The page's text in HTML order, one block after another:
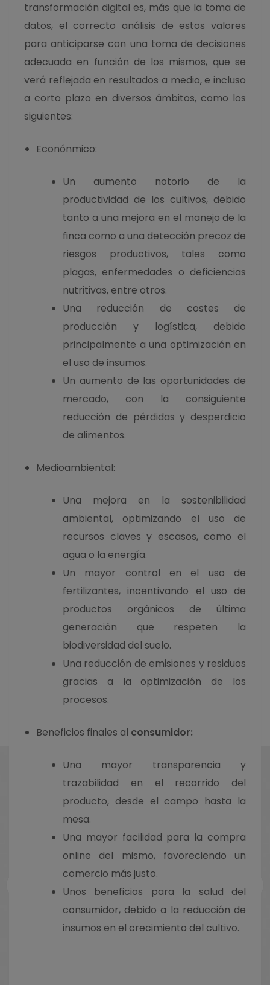
transformación digital es, más que la toma de
datos, el correcto análisis de estos valores
para anticiparse con una toma de decisiones
adecuada en función de los mismos, que se
verá reflejada en resultados a medio, e incluso
a corto plazo en diversos ámbitos, como los
siguientes:
Econónmico:
Un aumento notorio de la
productividad de los cultivos, debido
tanto a una mejora en el manejo de la
finca como a una detección precoz de
riesgos productivos, tales como
plagas, enfermedades o deficiencias
nutritivas, entre otros.
Una reducción de costes de
producción y logística, debido
principalmente a una optimización en
el uso de insumos.
Un aumento de las oportunidades de
mercado, con la consiguiente
reducción de pérdidas y desperdicio
de alimentos.
Medioambiental:
Una mejora en la sostenibilidad
ambiental, optimizando el uso de
recursos claves y escasos, como el
agua o la energía.
Un mayor control en el uso de
fertilizantes, incentivando el uso de
productos orgánicos de última
generación que respeten la
biodiversidad del suelo.
Una reducción de emisiones y residuos
gracias a la optimización de los
procesos.
Beneficios finales al consumidor:
Una mayor transparencia y
trazabilidad en el recorrido del
producto, desde el campo hasta la
mesa.
Una mayor facilidad para la compra
online del mismo, favoreciendo un
comercio más justo.
Unos beneficios para la salud del
consumidor, debido a la reducción de
insumos en el crecimiento del cultivo.
¿Quieres estar informado? Suscríbete a nuestra
newsletter.
ACEPTO LAPOLÍTICA DE PRIVACIDAD